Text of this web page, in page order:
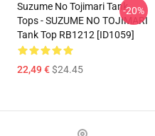
Suzume No Tojimari Tank
Tops - SUZUME NO TOJIMARI
Tank Top RB1212 [ID1059]
22,49 €$24.45
-20%